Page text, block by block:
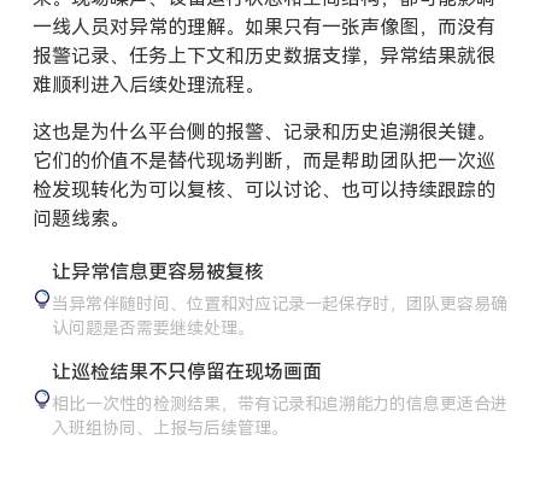
一线人员对异常的理解。如果只有一张声像图，而没有
报警记录、任务上下文和历史数据支撑，异常结果就很
难顺利进入后续处理流程。
这也是为什么平台侧的报警、记录和历史追溯很关键。
它们的价值不是替代现场判断，而是帮助团队把一次巡
检发现转化为可以复核、可以讨论、也可以持续跟踪的
问题线索。
让异常信息更容易被复核
当异常伴随时间、位置和对应记录一起保存时，团队更容易确
认问题是否需要继续处理。
让巡检结果不只停留在现场画面
相比一次性的检测结果，带有记录和追溯能力的信息更适合进
入班组协同、上报与后续管理。